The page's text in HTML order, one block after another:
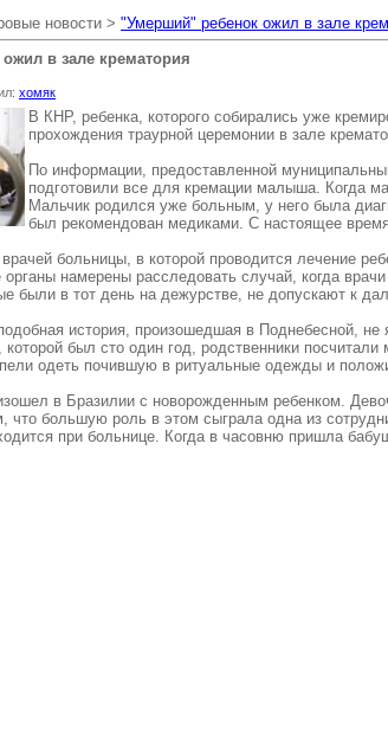
новости > "Умерший" ребенок ожил в зале
в зале крематория
хомяк
В КНР, ребенка, которого собирались уже
прохождения траурной церемонии в зале
По информации, предоставленной
подготовили все для кремации малыша. Когда
Мальчик родился уже больным, у него была
был рекомендован медиками. С настоящее
больницы, в которой проводится лечение
органы намерены расследовать случай, когда
были в тот день на дежурстве, не допускают к
история, произошедшая в Поднебесной,
которой был сто один год, родственники
одеть почившую в ритуальные одежды и
в Бразилии с новорожденным ребенком.
что большую роль в этом сыграла одна из
при больнице. Когда в часовню пришла